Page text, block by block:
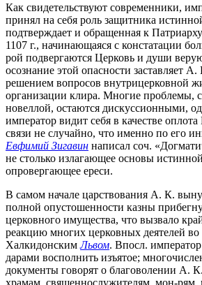
Как свидетельствуют современники,
принял на себя роль защитника
подтверждает и обращенная к
1107 г., начинающаяся с констатации
рой подвергаются Церковь и души
осознание этой опасности заставляет А.
решением вопросов внутрицерковной
организации клира. Многие проблемы,
новеллой, остаются дискуссионными,
император видит себя в качестве
связи не случайно, что именно по его
Евфимий Зигавин написал соч.
не столько излагающее основы
опровергающее ереси.
В самом начале царствования А. К.
полной опустошенности казны
церковного имущества, что вызвало
реакцию многих церковных деятелей во
ХалкидонскимЛьвом. Впосл.
дарами восполнить изъятое;
документы говорят о благоволении А.
храмам, священнослужителям, мон-рям,